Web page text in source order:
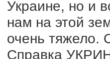
Украине, но и
нам на этой
очень тяжело.
Справка